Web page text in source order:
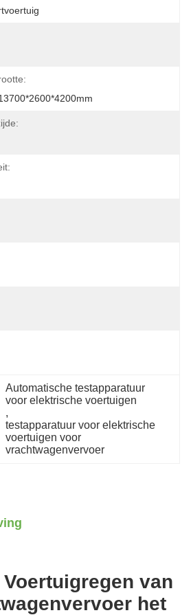
Automatische testapparatuur
voor elektrische voertuigen
,
testapparatuur voor elektrische
voertuigen voor
vrachtwagenvervoer
van
het